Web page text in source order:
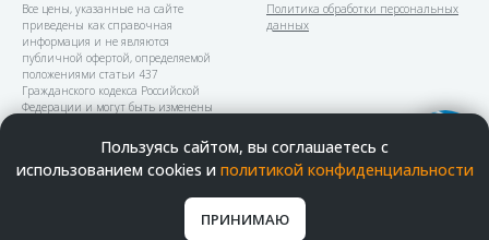
Пользуясь сайтом, вы соглашаетесь с
использованием cookies и политикой конфиденциальности
ПРИНИМАЮ
Все цены, указанные на сайте
приведены как справочная
информация и не являются
публичной офертой, определяемой
положениями статьи 437
Гражданского кодекса Российской
Федерации и могут быть изменены
Политика обработки персональных
данных
В наших устновочных центрах